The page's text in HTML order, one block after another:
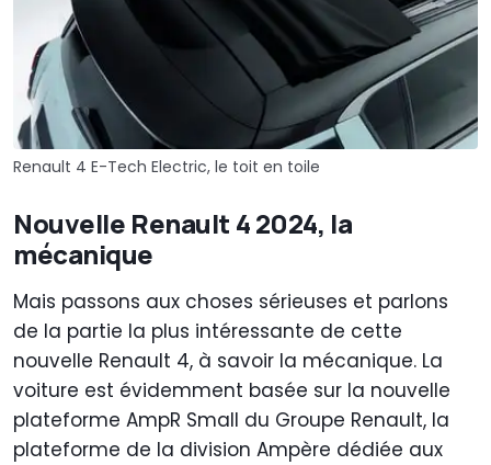
Renault 4 E-Tech Electric, le toit en toile
Nouvelle Renault 4 2024, la
mécanique
Mais passons aux choses sérieuses et parlons
de la partie la plus intéressante de cette
nouvelle Renault 4, à savoir la mécanique. La
voiture est évidemment basée sur la nouvelle
plateforme AmpR Small du Groupe Renault, la
plateforme de la division Ampère dédiée aux